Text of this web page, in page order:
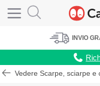
INVIO
Vedere Scarpe, sciarpe e